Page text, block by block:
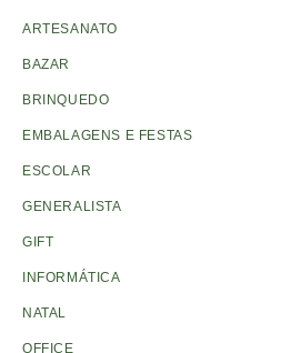
ARTESANATO
BAZAR
BRINQUEDO
EMBALAGENS E FESTAS
ESCOLAR
GENERALISTA
GIFT
INFORMÁTICA
NATAL
OFFICE